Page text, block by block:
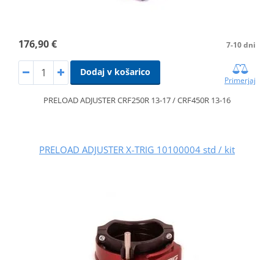
176,90 € 7-10 dni
Dodaj v košarico
Primerjaj
PRELOAD ADJUSTER CRF250R 13-17 / CRF450R 13-16
PRELOAD ADJUSTER X-TRIG 10100004 std / kit